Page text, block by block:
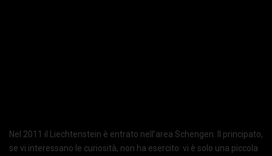
Nel 2011 il Liechtenstein è entrato nell’area Schengen. Il principato,
se vi interessano le curiosità, non ha esercito: vi è solo una piccola